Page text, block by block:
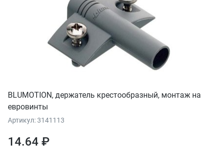
BLUMOTION, держатель крестообразный, монтаж на
евровинты
Артикул: 3141113
14.64 ₽